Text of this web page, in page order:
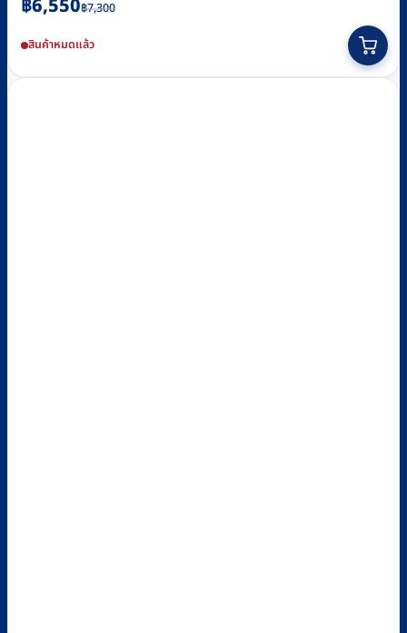
฿7,300
was:
฿7,300.
฿6,550
is:
฿6,550.
สินค้าหมดแล้ว